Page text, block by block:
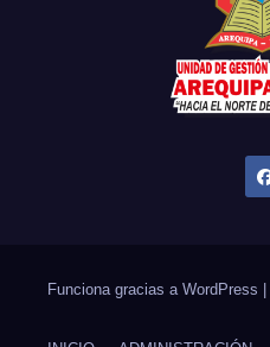
Funciona gracias a WordPress |